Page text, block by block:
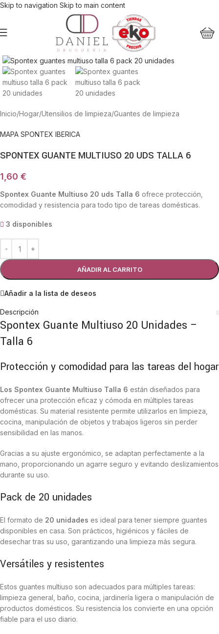
Skip to navigation Skip to main content
Haga Click para agrandar
Inicio/Hogar/Utensilios de limpieza/Guantes de limpieza
MAPA SPONTEX IBERICA
SPONTEX GUANTE MULTIUSO 20 UDS TALLA 6
1,60 €
Spontex Guante Multiuso 20 uds Talla 6 ofrece protección,
comodidad y resistencia para todo tipo de tareas domésticas.
3 disponibles
AÑADIR AL CARRITO
Añadir a la lista de deseos
Descripción
Spontex Guante Multiuso 20 Unidades –
Talla 6
Protección y comodidad para las tareas del hogar
Los Spontex Guante Multiuso Talla 6 están diseñados para
ofrecer una protección eficaz y cómoda en múltiples tareas
domésticas. Su material resistente permite utilizarlos en limpieza,
cocina, manipulación de objetos y trabajos ligeros sin perder
sensibilidad en las manos.
Gracias a su ajuste ergonómico, se adaptan perfectamente a la
mano, proporcionando un agarre seguro y evitando deslizamientos
durante su uso.
Pack de 20 unidades
El formato de 20 unidades es ideal para tener siempre guantes
disponibles en casa. Son prácticos, higiénicos y fáciles de
desechar tras su uso, garantizando una limpieza más segura.
Versátiles y resistentes
Estos guantes multiuso son adecuados para múltiples tareas:
limpieza general, baño, cocina, jardinería ligera o manipulación de
productos domésticos. Su resistencia los convierte en una opción
fiable para el uso diario.